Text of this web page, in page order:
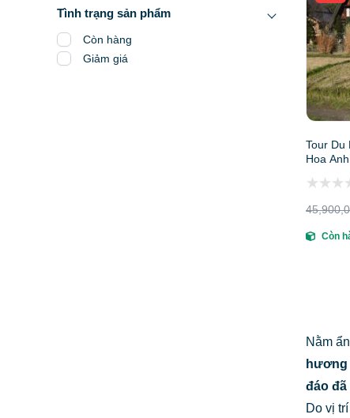
Tình trạng sản phẩm
Còn hàng
Giảm giá
Tour Du
Hoa
Còn
Nằm
hương
đáo đã
Do vị